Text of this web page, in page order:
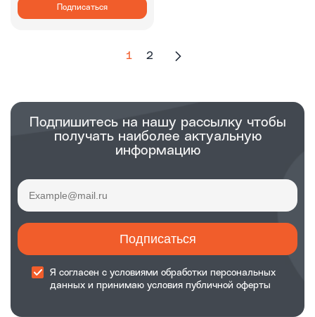
Подписаться
1 2
Подпишитесь на нашу рассылку чтобы
получать наиболее актуальную
информацию
Подписаться
Я согласен с условиями обработки персональных
данных и принимаю условия публичной оферты